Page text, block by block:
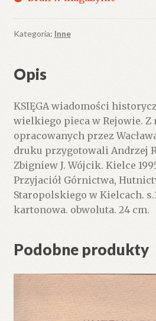
Kategoria: Inne
Opis
KSIĘGA wiadomości
wielkiego pieca w Rejowie. Z
opracowanych przez
druku przygotowali Andrzej
Zbigniew J. Wójcik. Kielce
Przyjaciół Górnictwa,
Staropolskiego w Kielcach.
kartonowa. obwoluta. 24 cm.
Podobne produkty